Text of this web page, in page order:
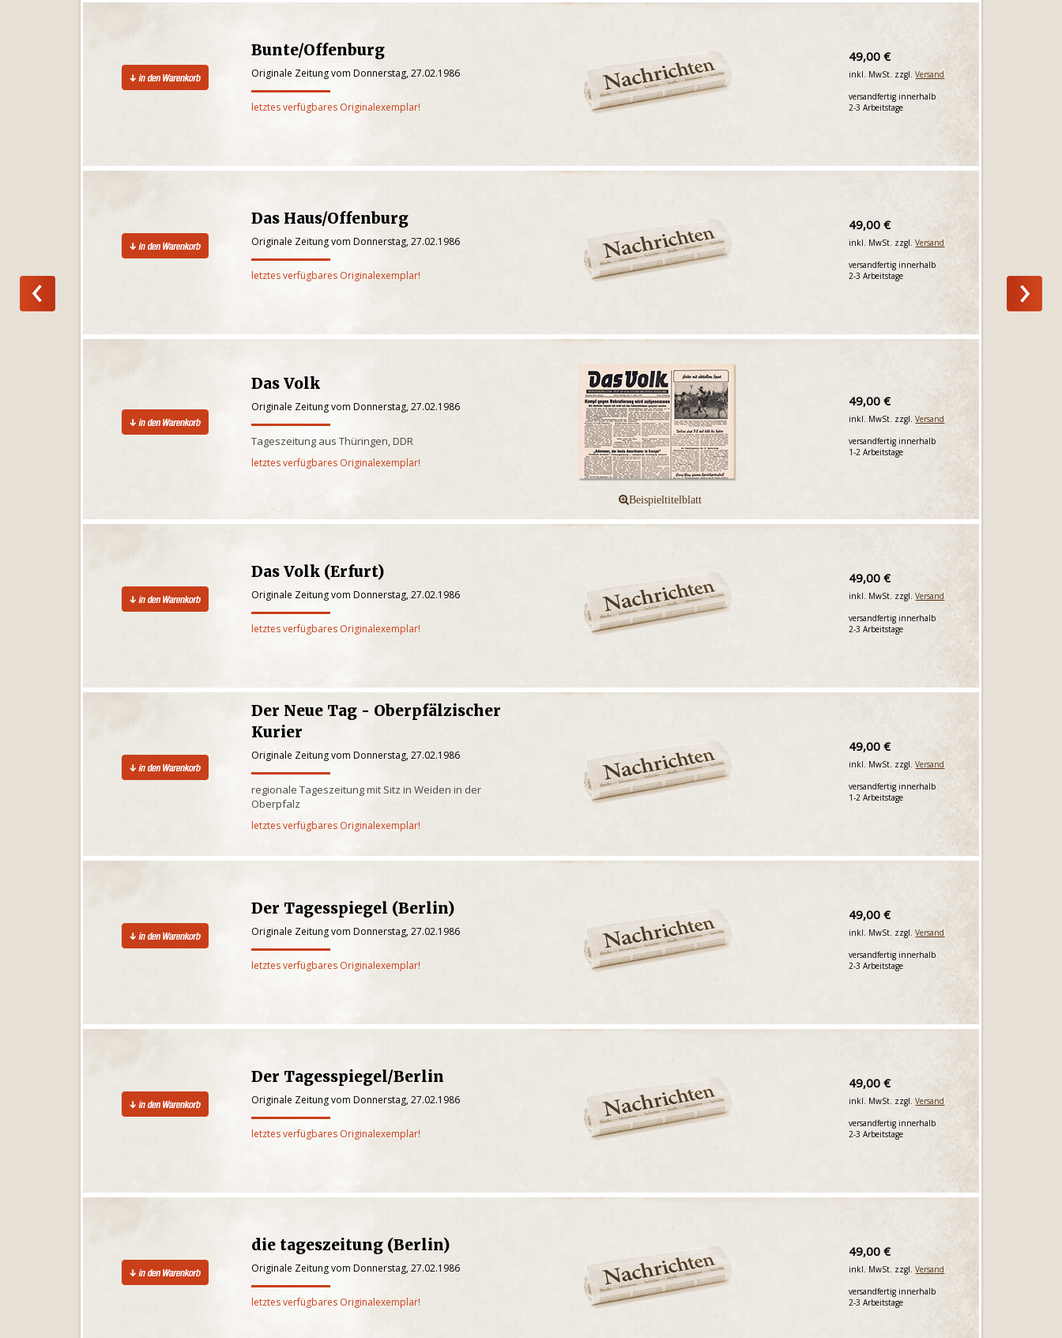
Bunte/Offenburg
Originale Zeitung vom Donnerstag, 27.02.1986
letztes verfügbares Originalexemplar!
49,00 €
inkl. MwSt. zzgl.Versand
versandfertig innerhalb
2-3 Arbeitstage
Das Haus/Offenburg
Originale Zeitung vom Donnerstag, 27.02.1986
letztes verfügbares Originalexemplar!
49,00 €
inkl. MwSt. zzgl.Versand
versandfertig innerhalb
2-3 Arbeitstage
Das Volk
Originale Zeitung vom Donnerstag, 27.02.1986
Tageszeitung aus Thüringen, DDR
letztes verfügbares Originalexemplar!
49,00 €
inkl. MwSt. zzgl.Versand
versandfertig innerhalb
1-2 Arbeitstage
Das Volk (Erfurt)
Originale Zeitung vom Donnerstag, 27.02.1986
letztes verfügbares Originalexemplar!
49,00 €
inkl. MwSt. zzgl.Versand
versandfertig innerhalb
2-3 Arbeitstage
Der Neue Tag - Oberpfälzischer
Kurier
Originale Zeitung vom Donnerstag, 27.02.1986
regionale Tageszeitung mit Sitz in Weiden in der
Oberpfalz
letztes verfügbares Originalexemplar!
49,00 €
inkl. MwSt. zzgl.Versand
versandfertig innerhalb
1-2 Arbeitstage
Der Tagesspiegel (Berlin)
Originale Zeitung vom Donnerstag, 27.02.1986
letztes verfügbares Originalexemplar!
49,00 €
inkl. MwSt. zzgl.Versand
versandfertig innerhalb
2-3 Arbeitstage
Der Tagesspiegel/Berlin
Originale Zeitung vom Donnerstag, 27.02.1986
letztes verfügbares Originalexemplar!
49,00 €
inkl. MwSt. zzgl.Versand
versandfertig innerhalb
2-3 Arbeitstage
die tageszeitung (Berlin)
Originale Zeitung vom Donnerstag, 27.02.1986
letztes verfügbares Originalexemplar!
49,00 €
inkl. MwSt. zzgl.Versand
versandfertig innerhalb
2-3 Arbeitstage